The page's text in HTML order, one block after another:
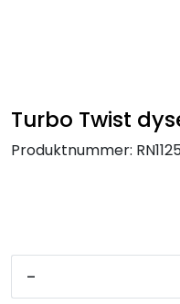
Turbo Twist
Produktnummer:
-